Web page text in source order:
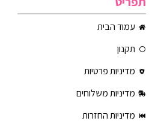
עמוד הבית
תקנון
מדיניות פרטיות
מדיניות משלוחים
מדיניות החזרות